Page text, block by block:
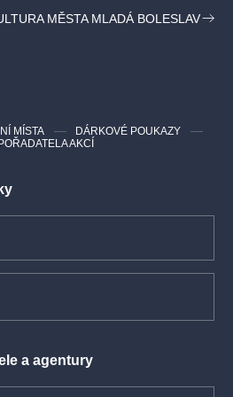
MĚSTA MLADÁ BOLESLAV
a agentury
MÍSTA
DÁRKOVÉ POUKAZY
AKCÍ